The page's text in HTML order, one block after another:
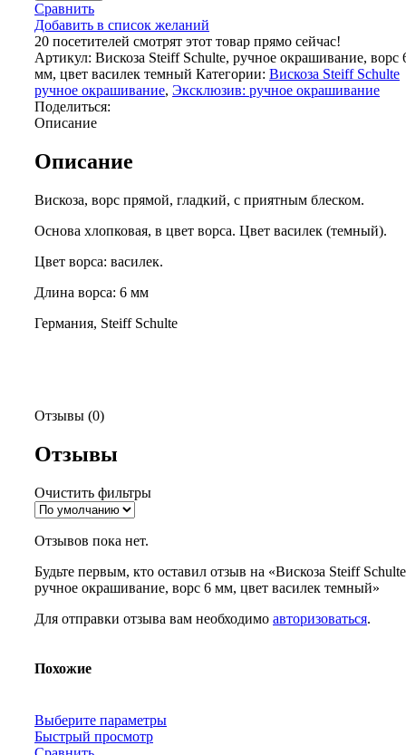
Сравнить
Добавить в список желаний
20 посетителей смотрят этот товар прямо сейчас!
Артикул: Вискоза Steiff Schulte, ручное окрашивание, ворс
мм, цвет василек темный Категории: Вискоза Steiff Schulte
ручное окрашивание, Эксклюзив: ручное окрашивание
Поделиться:
Описание
Описание
Вискоза, ворс прямой, гладкий, с приятным блеском.
Основа хлопковая, в цвет ворса. Цвет василек (темный).
Цвет ворса: василек.
Длина ворса: 6 мм
Германия, Steiff Schulte
Отзывы (0)
Отзывы
Очистить фильтры
Отзывов пока нет.
Будьте первым, кто оставил отзыв на «Вискоза Steiff
ручное окрашивание, ворс 6 мм, цвет василек темный»
Для отправки отзыва вам необходимо авторизоваться.
Похожие
Выберите параметры
Быстрый просмотр